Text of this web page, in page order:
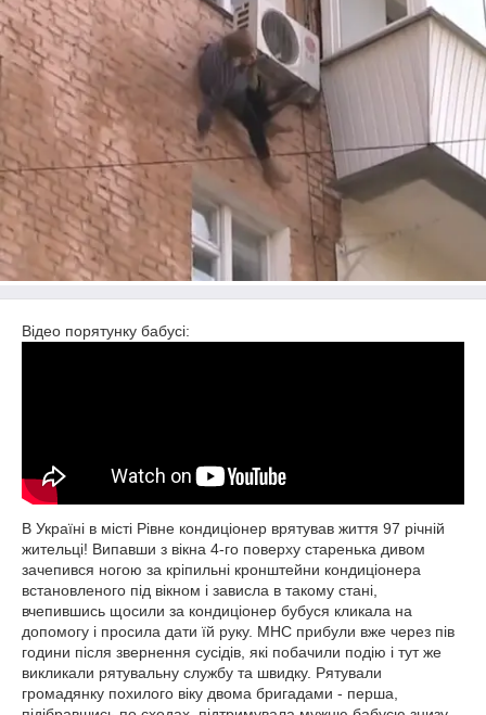
Відео порятунку бабусі:
В Україні в місті Рівне кондиціонер врятував життя 97 річній
жительці! Випавши з вікна 4-го поверху старенька дивом
зачепився ногою за кріпильні кронштейни кондиціонера
встановленого під вікном і зависла в такому стані,
вчепившись щосили за кондиціонер бубуся кликала на
допомогу і просила дати їй руку. МНС прибули вже через пів
години після звернення сусідів, які побачили подію і тут же
викликали рятувальну службу та швидку. Рятували
громадянку похилого віку двома бригадами - перша,